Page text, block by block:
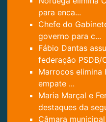
para enca...
Chefe do
governo para c...
Fábio Dantas
federação PSDB/
Marrocos elimina
empate ...
Maria Marçal e
destaques da
Câmara